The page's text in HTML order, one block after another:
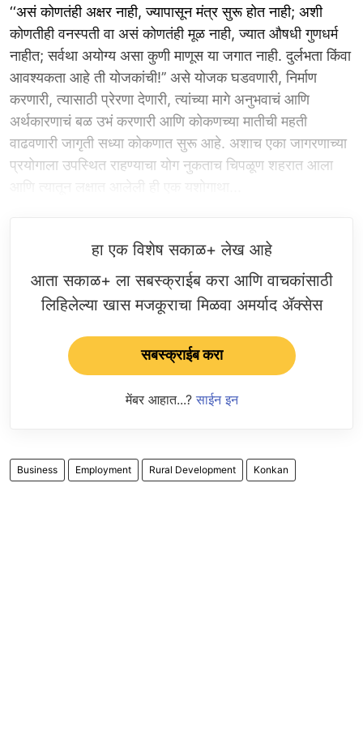
‘‘असं कोणतंही अक्षर नाही, ज्यापासून मंत्र सुरू होत नाही; अशी
कोणतीही वनस्पती वा असं कोणतंही मूळ नाही, ज्यात औषधी गुणधर्म
नाहीत; सर्वथा अयोग्य असा कुणी माणूस या जगात नाही. दुर्लभता किंवा
आवश्यकता आहे ती योजकांची!’’ असे योजक घडवणारी, निर्माण
करणारी, त्यासाठी प्रेरणा देणारी, त्यांच्या मागे अनुभवाचं आणि
अर्थकारणाचं बळ उभं करणारी आणि कोकणच्या मातीची महती
वाढवणारी जागृती सध्या कोकणात सुरू आहे. अशाच एका जागरणाच्या
प्रयोगाला उपस्थित राहण्याचा योग नुकताच चिपळूण शहरात आला
हा एक विशेष सकाळ+ लेख आहे
आता सकाळ+ ला सबस्क्राईब करा आणि वाचकांसाठी
लिहिलेल्या खास मजकूराचा मिळवा अमर्याद ॲक्सेस
सबस्क्राईब करा
मेंबर आहात...? साईन इन
Business Employment Rural Development Konkan